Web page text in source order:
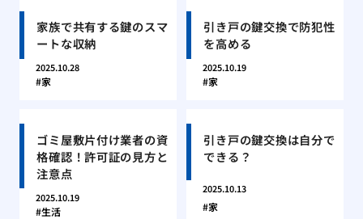
家族で共有する鍵のスマ
ートな収納
2025.10.28
家
引き戸の鍵交換で防犯性
を高める
2025.10.19
家
ゴミ屋敷片付け業者の資
格確認！許可証の見方と
注意点
2025.10.19
生活
引き戸の鍵交換は自分で
できる？
2025.10.13
家